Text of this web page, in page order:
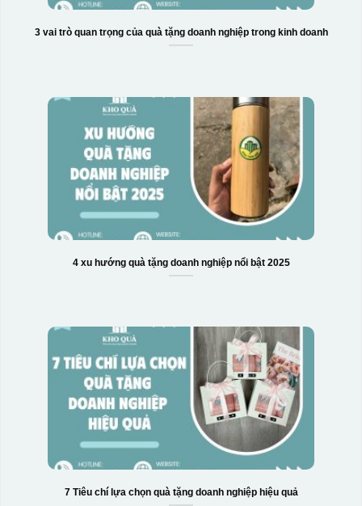
3 vai trò quan trọng của quà tặng doanh nghiệp trong kinh doanh
4 xu hướng quà tặng doanh nghiệp nổi bật 2025
7 Tiêu chí lựa chọn quà tặng doanh nghiệp hiệu quả